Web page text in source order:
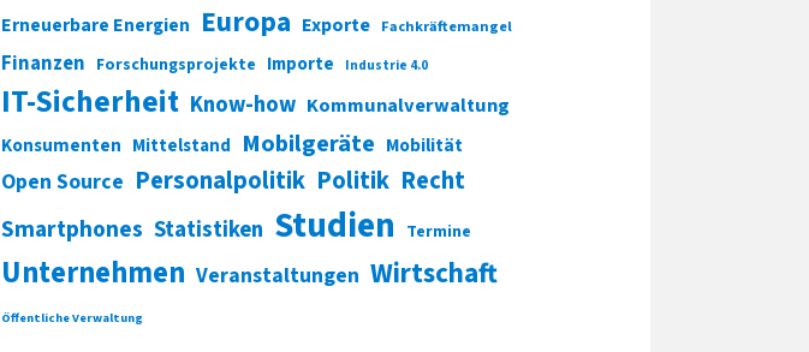
Erneuerbare Energien Europa Exporte Fachkräftemangel
Finanzen Forschungsprojekte Importe Industrie 4.0
IT-Sicherheit Know-how Kommunalverwaltung
Konsumenten Mittelstand Mobilgeräte Mobilität
Open Source Personalpolitik Politik Recht
Smartphones Statistiken Studien Termine
Unternehmen Veranstaltungen Wirtschaft
Öffentliche Verwaltung